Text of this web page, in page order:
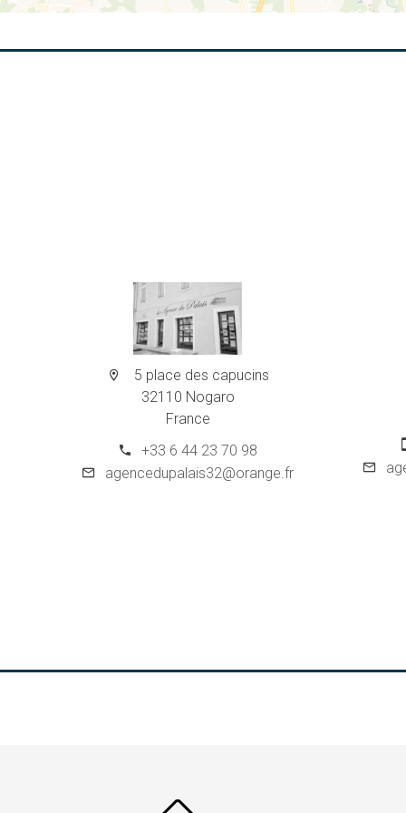
5 place des capucins
32110 Nogaro
France
+33 6 44 23 70 98
agencedupalais32@orange.fr